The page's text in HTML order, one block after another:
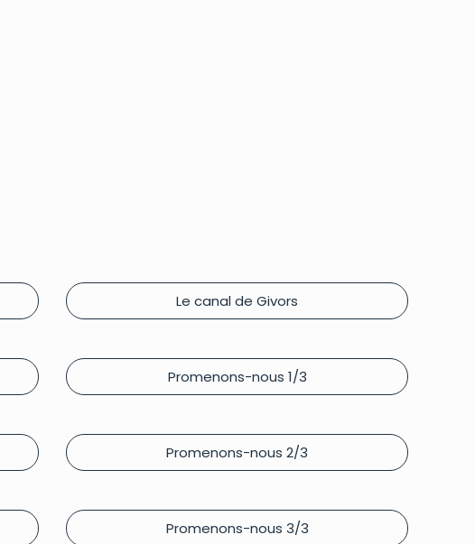
Le canal de Givors
Promenons-nous 1/3
Promenons-nous 2/3
Promenons-nous 3/3